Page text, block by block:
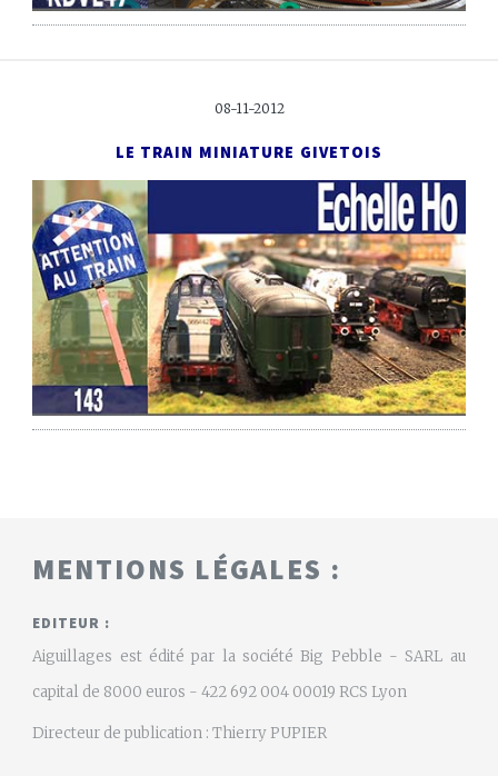
08-11-2012
LE TRAIN MINIATURE GIVETOIS
MENTIONS LÉGALES :
EDITEUR :
Aiguillages est édité par la société Big Pebble - SARL au
capital de 8000 euros - 422 692 004 00019 RCS Lyon
Directeur de publication : Thierry PUPIER